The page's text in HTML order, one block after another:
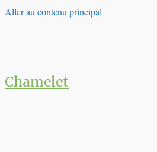
Aller au contenu principal
Chamelet